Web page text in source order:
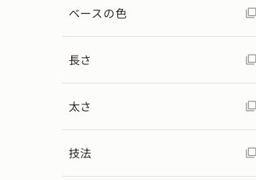
ベースの色
長さ
太さ
技法